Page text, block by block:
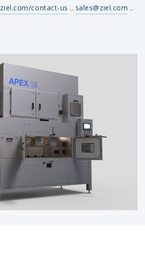
sales@ziel.com
ziel.com/contact-us